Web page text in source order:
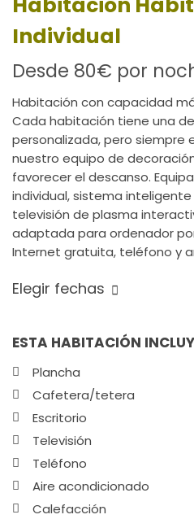
Individual
Desde 80€ por
Habitación con capacidad
Cada habitación tiene una
personalizada, pero siempre
nuestro equipo de
favorecer el descanso.
individual, sistema
televisión de plasma
adaptada para ordenador
Internet gratuita, teléfono y
Elegir fechas
ESTA HABITACIÓN
Plancha
Cafetera/tetera
Escritorio
Televisión
Teléfono
Aire acondicionado
Calefacción